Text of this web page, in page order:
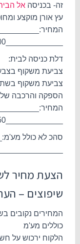
זה- בכניסה אל
עץ אורן מוקצע
דלת כניסה לבית:
צביעת משקוף
צביעת משקוף
הספקה והרכבה של
סהכ לא כולל
הצעת מחיר
שיפוצים –
המחירים נקובים
כוללים מע'מ
הלקוח ירכוש על